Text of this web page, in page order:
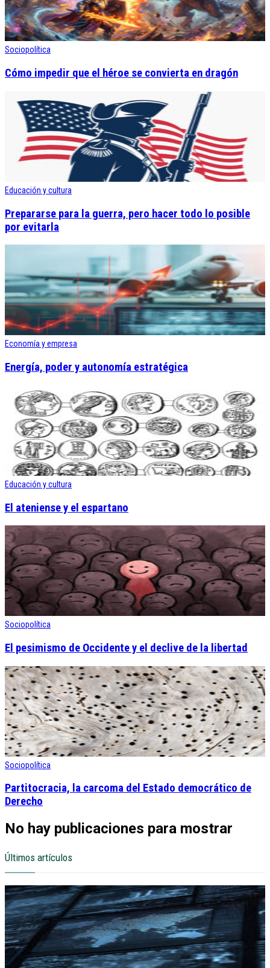
Sociopolítica
Cómo impedir que el héroe se convierta en dragón
Educación y cultura
Prepararse para la guerra, pero hacer todo lo posible
por evitarla
Economía y empresa
Energía, poder y autonomía estratégica
Educación y cultura
El ateniense y el espartano
Sociopolítica
El pesimismo de Occidente y el declive de la libertad
Sociopolítica
Partitocracia, la carcoma del Estado democrático de
Derecho
No hay publicaciones para mostrar
Últimos artículos